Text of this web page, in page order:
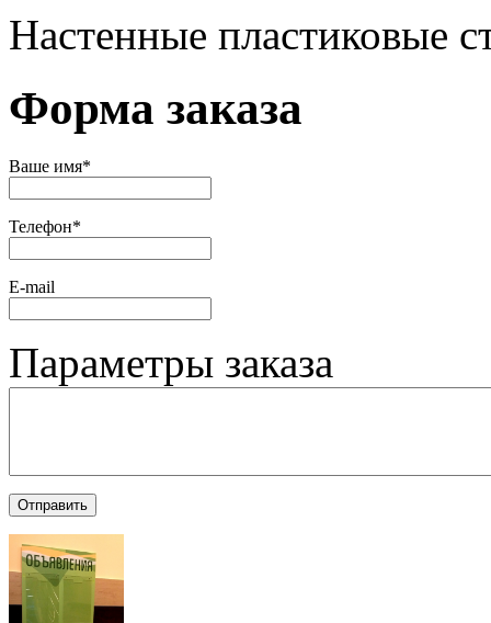
Настенные пластиковые
Форма заказа
Ваше имя*
Телефон*
Е-mail
Параметры заказа